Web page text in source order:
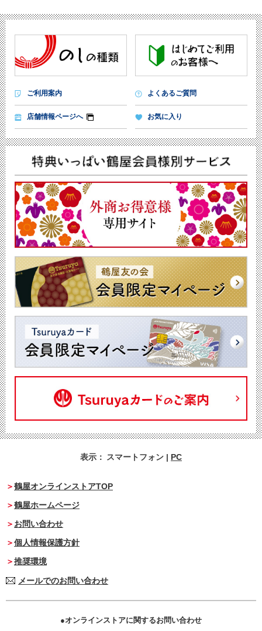
ご利用案内 よくあるご質問
店舗情報ページへ お気に入り
表示： スマートフォン | PC
鶴屋オンラインストアTOP
鶴屋ホームページ
お問い合わせ
個人情報保護方針
推奨環境
メールでのお問い合わせ
オンラインストアに関するお問い合わせ